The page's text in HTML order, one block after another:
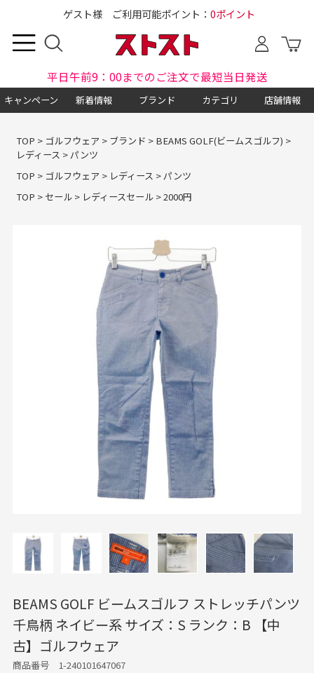
ゲスト様 ご利用可能ポイント： 0ポイント
平日午前9：00までのご注文で最短当日発送
キャンペーン 新着情報 ブランド カテゴリ 店舗情報
TOP > ゴルフウェア > ブランド > BEAMS GOLF(ビームスゴルフ) >
レディース >パンツ
TOP > ゴルフウェア > レディース >パンツ
TOP > セール> レディースセール>2000円
BEAMS GOLF ビームスゴルフ ストレッチパンツ
千鳥柄 ネイビー系 サイズ：S ランク：B 【中
古】ゴルフウェア
商品番号 1-240101647067